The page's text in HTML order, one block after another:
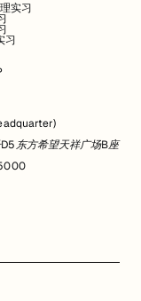
实习
习
东方希望天祥广场B座